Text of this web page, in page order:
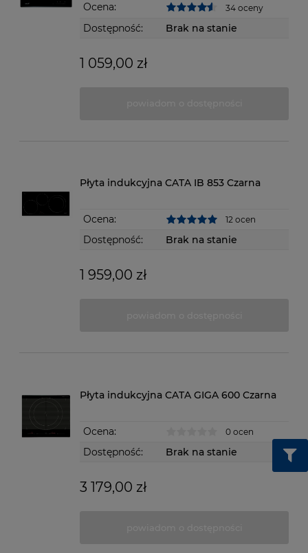
Ocena: 34 oceny
Dostępność: Brak na stanie
1 059,00 zł
Płyta indukcyjna CATA IB 853 Czarna
Ocena: 12 ocen
Dostępność: Brak na stanie
1 959,00 zł
Płyta indukcyjna CATA GIGA 600 Czarna
Ocena: 0 ocen
Dostępność: Brak na stanie
3 179,00 zł